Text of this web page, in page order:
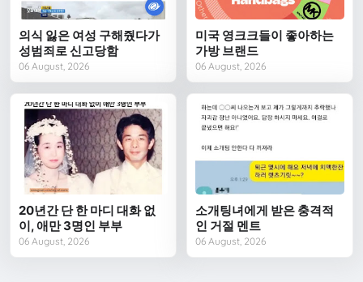
의식 잃은 여성 구해줬다가
성범죄로 신고당함
06 August, 2026
미국 영크크들이 좋아하는
가방 브랜드
06 August, 2026
20년간 단 한 마디 대화 없
이, 애만 3명인 부부
06 August, 2026
소개팅녀에게 받은 충격적
인 거절 멘트
06 August, 2026